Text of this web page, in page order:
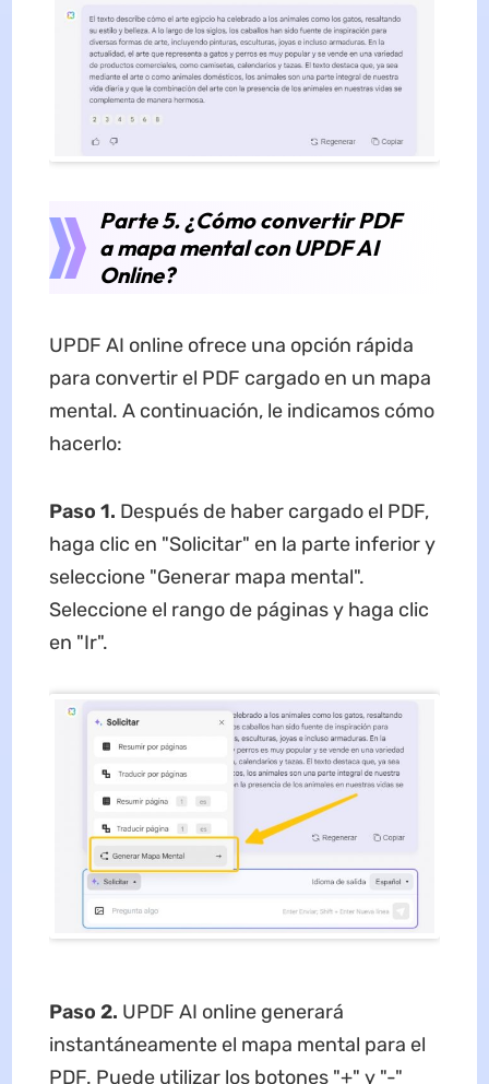
Parte 5. ¿Cómo convertir PDF
a mapa mental con UPDF AI
Online?
UPDF AI online ofrece una opción rápida
para convertir el PDF cargado en un mapa
mental. A continuación, le indicamos cómo
hacerlo:
Paso 1. Después de haber cargado el PDF,
haga clic en "Solicitar" en la parte inferior y
seleccione "Generar mapa mental".
Seleccione el rango de páginas y haga clic
en "Ir".
Paso 2. UPDF AI online generará
instantáneamente el mapa mental para el
PDF. Puede utilizar los botones "+" y "-"